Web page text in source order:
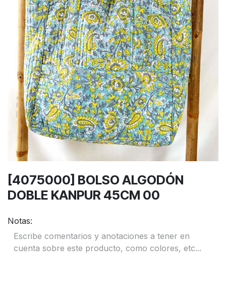
[4075000] BOLSO ALGODÓN
DOBLE KANPUR 45CM 00
Notas: